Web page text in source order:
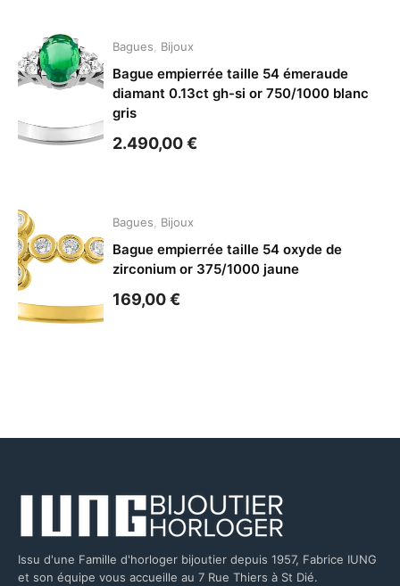
Bagues Bijoux
Bague empierrée taille 54 émeraude
diamant 0.13ct gh-si or 750/1000 blanc
gris
2.490,00€
Bagues Bijoux
Bague empierrée taille 54 oxyde de
zirconium or 375/1000 jaune
169,00€
Issu d'une Famille d'horloger bijoutier depuis 1957, Fabrice IUNG
et son équipe vous accueille au 7 Rue Thiers à St Dié.